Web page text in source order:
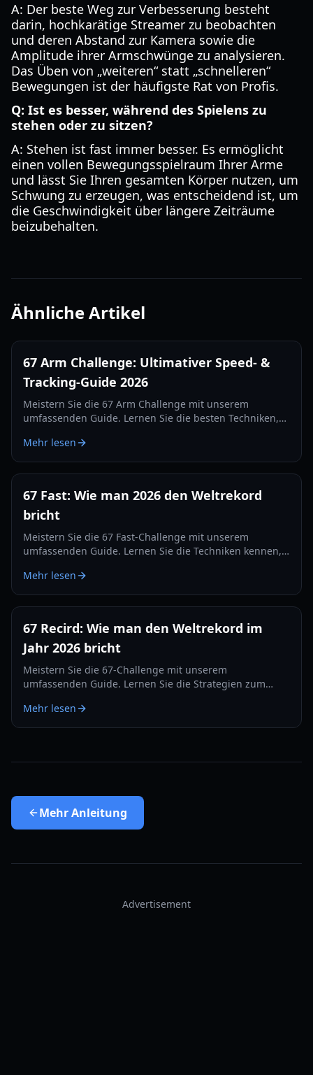
A: Der beste Weg zur Verbesserung besteht
darin, hochkarätige Streamer zu beobachten
und deren Abstand zur Kamera sowie die
Amplitude ihrer Armschwünge zu analysieren.
Das Üben von „weiteren“ statt „schnelleren“
Bewegungen ist der häufigste Rat von Profis.
Q: Ist es besser, während des Spielens zu
stehen oder zu sitzen?
A: Stehen ist fast immer besser. Es ermöglicht
einen vollen Bewegungsspielraum Ihrer Arme
und lässt Sie Ihren gesamten Körper nutzen, um
Schwung zu erzeugen, was entscheidend ist, um
die Geschwindigkeit über längere Zeiträume
beizubehalten.
Ähnliche Artikel
67 Arm Challenge: Ultimativer Speed- &
Tracking-Guide 2026
Meistern Sie die 67 Arm Challenge mit unserem
umfassenden Guide. Lernen Sie die besten Techniken,
2026 den Weltrekord zu brechen.
Mehr lesen
67 Fast: Wie man 2026 den Weltrekord
bricht
Meistern Sie die 67 Fast-Challenge mit unserem
umfassenden Guide. Lernen Sie die Techniken kennen,
die Bestenlisten dominieren.
Mehr lesen
67 Recird: Wie man den Weltrekord im
Jahr 2026 bricht
Meistern Sie die 67-Challenge mit unserem
umfassenden Guide. Lernen Sie die Strategien zum
Trainingsübungen für 2026.
Mehr lesen
MehrAnleitung
Advertisement